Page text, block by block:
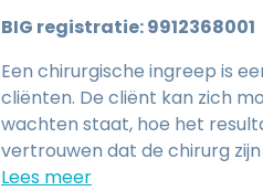
BIG registratie: 9912368001
Een chirurgische ingreep is
cliënten. De cliënt kan zich
wachten staat, hoe het
vertrouwen dat de chirurg
cliënt legt dus letterlijk zijn/